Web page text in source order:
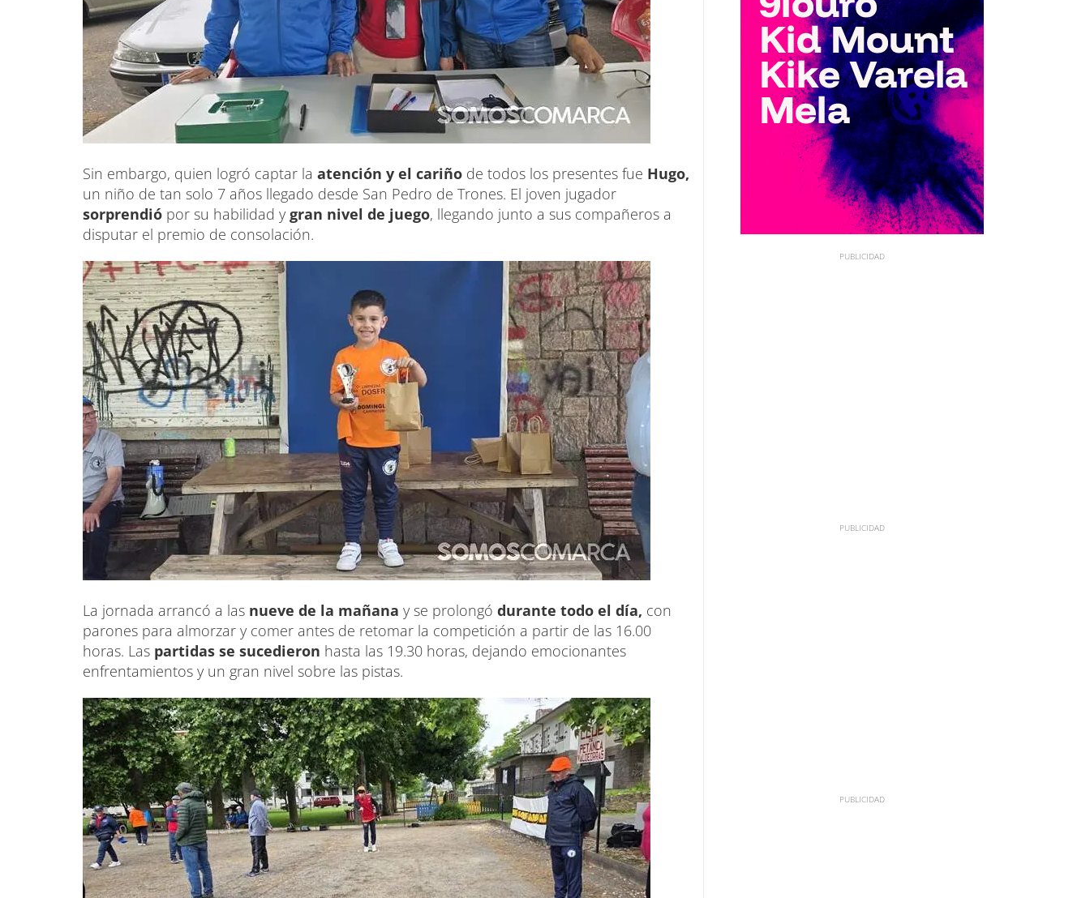
Sin embargo, quien logró captar la atención y el cariño de todos los presentes fue Hugo,
un niño de tan solo 7 años llegado desde San Pedro de Trones. El joven jugador
sorprendió por su habilidad y gran nivel de juego, llegando junto a sus compañeros a
disputar el premio de consolación.
La jornada arrancó a las nueve de la mañana y se prolongó durante todo el día, con
parones para almorzar y comer antes de retomar la competición a partir de las 16.00
horas. Las partidas se sucedieron hasta las 19.30 horas, dejando emocionantes
enfrentamientos y un gran nivel sobre las pistas.